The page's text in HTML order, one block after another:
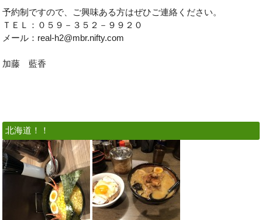
予約制ですので、ご興味ある方はぜひご連絡ください。
ＴＥＬ：０５９－３５２－９９２０
メール：real-h2@mbr.nifty.com
加藤 藍香
北海道！！